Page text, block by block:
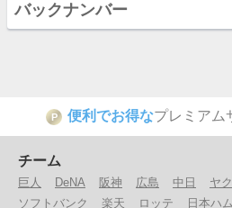
バックナンバー
P 便利でお得なプレミアム
チーム
巨人 DeNA 阪神 広島 中日 ヤ
ソフトバンク
楽天 ロッテ 日本ハム